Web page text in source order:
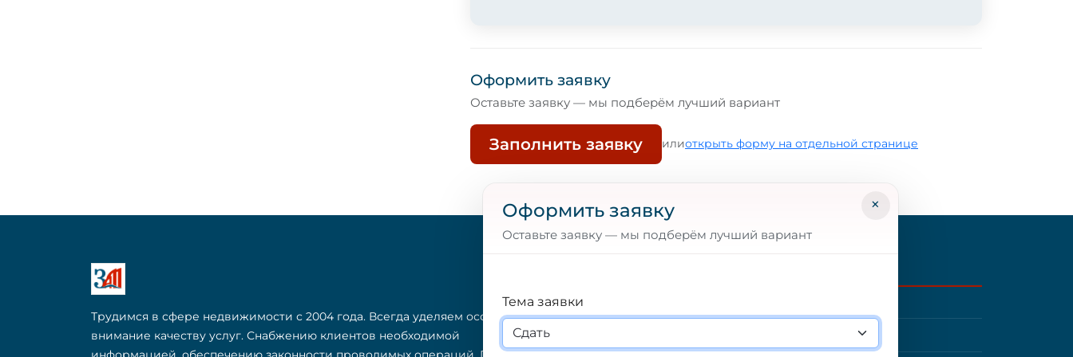
Оформить заявку
Оставьте заявку — мы подберём лучший вариант
Заполнить заявку илиоткрыть форму на отдельной странице
×
Оформить заявку
Оставьте заявку — мы подберём лучший вариант
Тема заявки
Трудимся в сфере недвижимости с 2004 года. Всегда уделяем особое
внимание качеству услуг. Снабжению клиентов необходимой
Главная